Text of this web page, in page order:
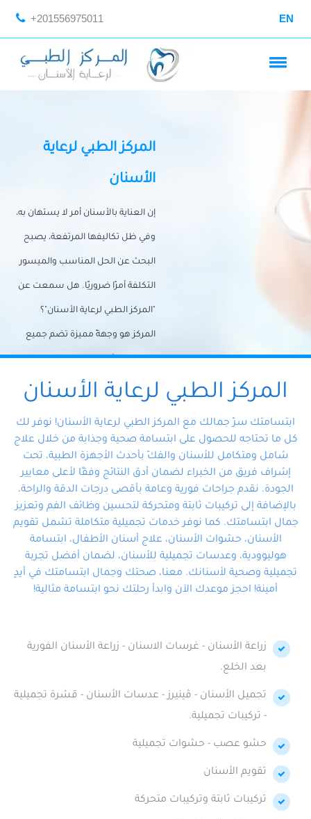
+201556975011 EN
المركز الطبي لرعاية
الأسنان
إن العناية بالأسنان أمر لا يستهان به،
وفي ظل تكاليفها المرتفعة، يصبح
البحث عن الحل المناسب والميسور
التكلفة أمرًا ضروريًا. هل سمعت عن
"المركز الطبي لرعاية الأسنان"؟
المركز هو وجهةً مميزة تضم جميع
احتياجات الأسنان تحت سقف واحد،
وتضمن لك حلاً شاملًا لجميع
المتخصص ذوي الخبرة، ستجد نفسك
في أيد أمينة تلبي احتياجاتك بكل
احترافية ودقة.
المركز الطبي لرعاية الأسنان
ابتسامتك سرّ جمالك مع المركز الطبي لرعاية الأسنان! نوفر لك
كل ما تحتاجه للحصول على ابتسامة صحية وجذابة من خلال علاج
شامل ومتكامل للأسنان والفكّ بأحدث الأجهزة الطبية، تحت
إشراف فريق من الخبراء لضمان أدق النتائج وفقًا لأعلى معايير
الجودة. نقدم جراحات فورية وعامة بأقصى درجات الدقة والراحة،
بالإضافة إلى تركيبات ثابتة ومتحركة لتحسين وظائف الفم وتعزيز
جمال ابتسامتك. كما نوفر خدمات تجميلية متكاملة تشمل تقويم
الأسنان، حشوات الأسنان، علاج أسنان الأطفال، ابتسامة
هوليوودية، وعدسات تجميلية للأسنان، لضمان أفضل تجربة
تجميلية وصحية لأسنانك. معنا، صحتك وجمال ابتسامتك في أيدٍ
أمينة! احجز موعدك الآن وابدأ رحلتك نحو ابتسامة مثالية!
زراعة الأسنان - غرسات الاسنان - زراعة الأسنان الفورية
بعد الخلع.
تجميل الأسنان - ڤينيرز - عدسات الأسنان - قشرة تجميلية
- تركيبات تجميلية.
حشو عصب - حشوات تجميلية
تقويم الأسنان
تركيبات ثابتة وتركيبات متحركة